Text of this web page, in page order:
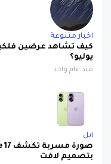
اخبار متنوعة
كيف تشاهد عرضين
يوليو؟
منذ عام واحد
ابل
بتصميم لافت